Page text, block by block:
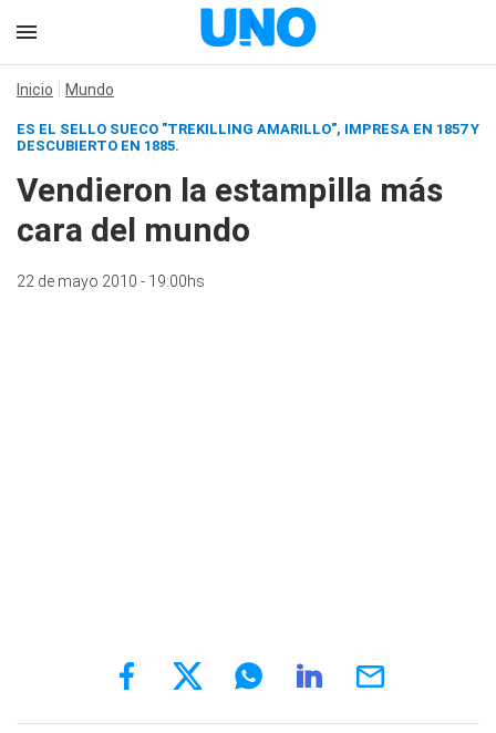
Inicio Mundo
ES EL SELLO SUECO "TREKILLING AMARILLO", IMPRESA EN 1857 Y
DESCUBIERTO EN 1885.
Vendieron la estampilla más
cara del mundo
22 de mayo 2010 - 19:00hs